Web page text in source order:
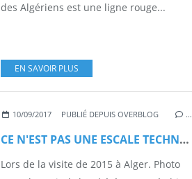
des Algériens est une ligne rouge...
EN SAVOIR PLUS
10/09/2017 PUBLIÉ DEPUIS OVERBLOG …
CE N'EST PAS UNE ESCALE TECHNIQUE. NICOLAS MADURO EN VISITE OFFICIELLE A ALGER
Lors de la visite de 2015 à Alger. Photo